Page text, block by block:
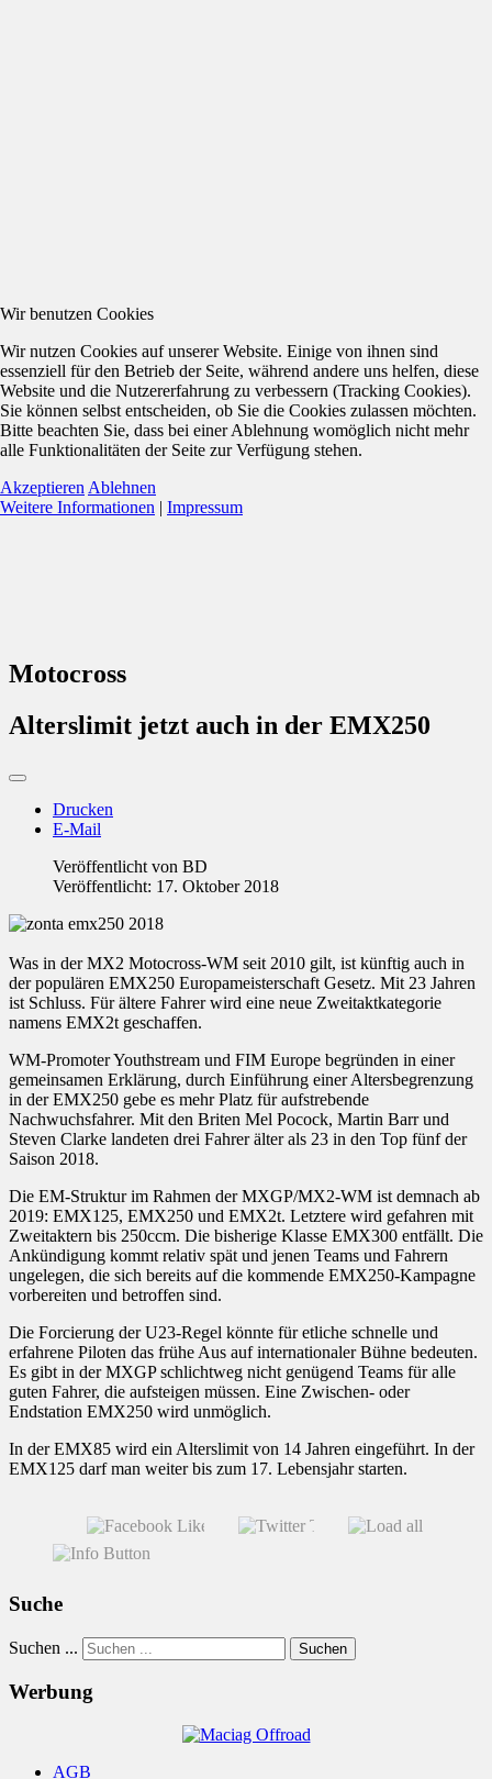
Motocross
Alterslimit jetzt auch in der EMX250
Drucken
E-Mail
Veröffentlicht von BD
Veröffentlicht: 17. Oktober 2018
Was in der MX2 Motocross-WM seit 2010 gilt, ist künftig auch in
der populären EMX250 Europameisterschaft Gesetz. Mit 23 Jahren
ist Schluss. Für ältere Fahrer wird eine neue Zweitaktkategorie
namens EMX2t geschaffen.
WM-Promoter Youthstream und FIM Europe begründen in einer
gemeinsamen Erklärung, durch Einführung einer Altersbegrenzung
in der EMX250 gebe es mehr Platz für aufstrebende
Nachwuchsfahrer. Mit den Briten Mel Pocock, Martin Barr und
Steven Clarke landeten drei Fahrer älter als 23 in den Top fünf der
Saison 2018.
Die EM-Struktur im Rahmen der MXGP/MX2-WM ist demnach ab
2019: EMX125, EMX250 und EMX2t. Letztere wird gefahren mit
Zweitaktern bis 250ccm. Die bisherige Klasse EMX300 entfällt. Die
Ankündigung kommt relativ spät und jenen Teams und Fahrern
ungelegen, die sich bereits auf die kommende EMX250-Kampagne
vorbereiten und betroffen sind.
Die Forcierung der U23-Regel könnte für etliche schnelle und
erfahrene Piloten das frühe Aus auf internationaler Bühne bedeuten.
Es gibt in der MXGP schlichtweg nicht genügend Teams für alle
guten Fahrer, die aufsteigen müssen. Eine Zwischen- oder
Endstation EMX250 wird unmöglich.
In der EMX85 wird ein Alterslimit von 14 Jahren eingeführt. In der
EMX125 darf man weiter bis zum 17. Lebensjahr starten.
Suche
Suchen ... Suchen
Werbung
AGB
Wir benutzen Cookies
Wir nutzen Cookies auf unserer Website. Einige von ihnen sind
essenziell für den Betrieb der Seite, während andere uns helfen, diese
Website und die Nutzererfahrung zu verbessern (Tracking Cookies).
Sie können selbst entscheiden, ob Sie die Cookies zulassen möchten.
Bitte beachten Sie, dass bei einer Ablehnung womöglich nicht mehr
alle Funktionalitäten der Seite zur Verfügung stehen.
Akzeptieren Ablehnen
Weitere Informationen | Impressum